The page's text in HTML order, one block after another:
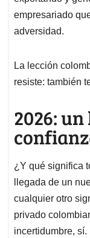
empresariado
adversidad.
La lección
resiste: también
2026:
¿Y qué significa
llegada de un
cualquier otro
privado
incertidumbre,